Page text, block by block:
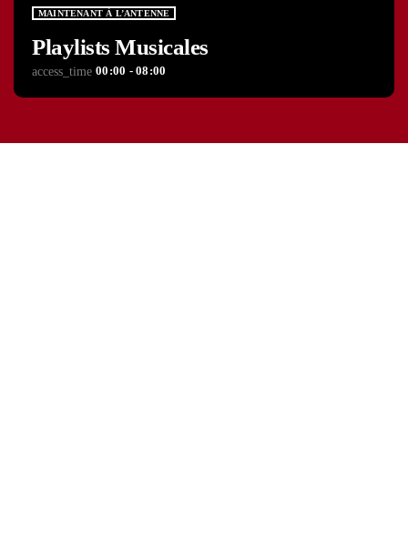
MAINTENANT À L’ANTENNE
Playlists Musicales
access_time 00:00 - 08:00